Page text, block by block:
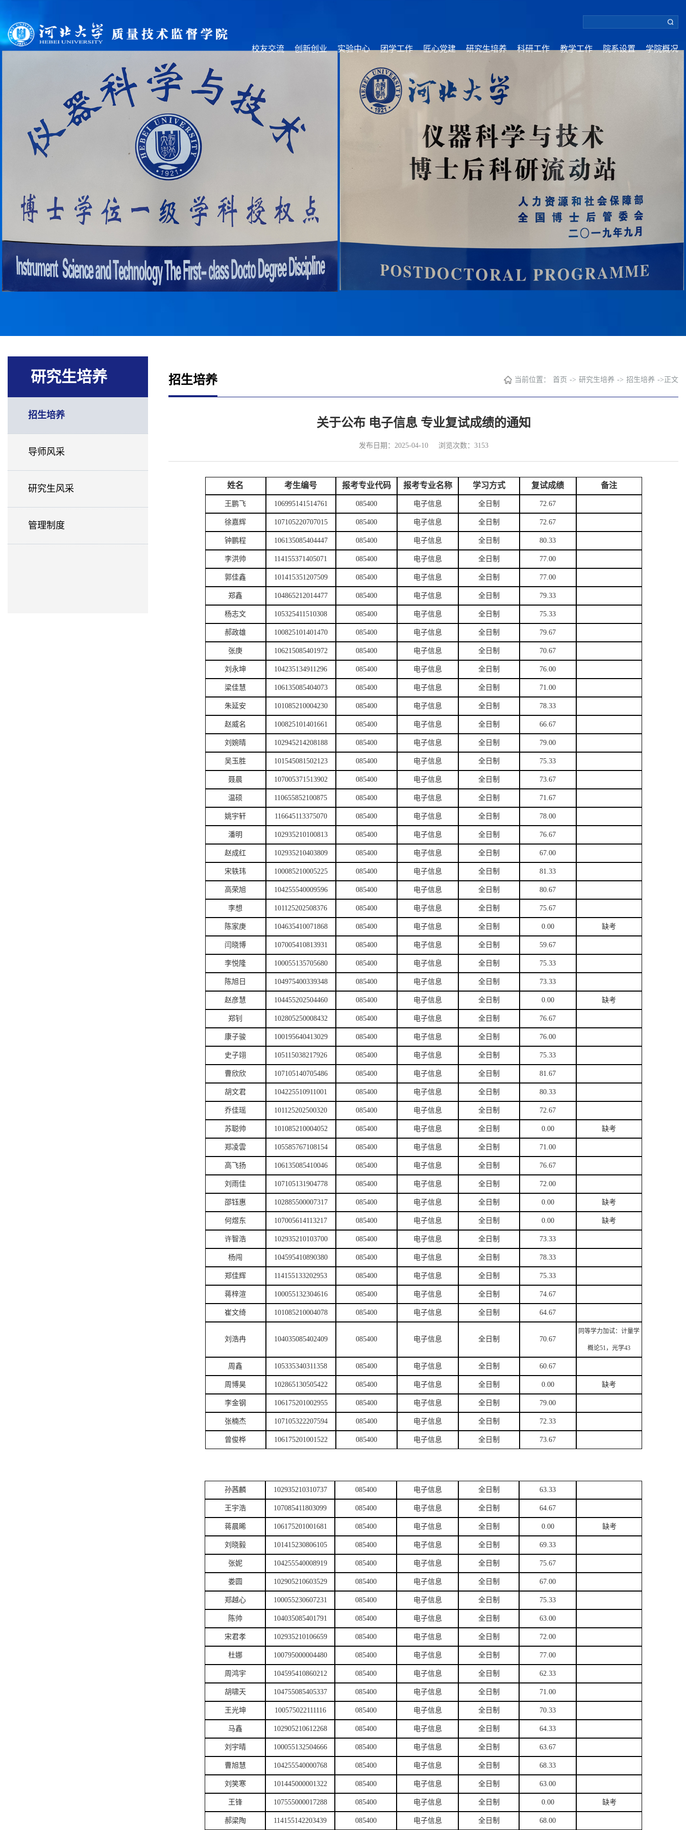
学院概况
院系设置
教学工作
科研工作
研究生培养
匠心党建
团学工作
实验中心
创新创业
校友交流
研究生培养
招生培养
导师风采
研究生风采
管理制度
招生培养 当前位置： 首页 -> 研究生培养 -> 招生培养 -> 正文
关于公布 电子信息 专业复试成绩的通知
发布日期：2025-04-10 浏览次数： 3153
姓名 考生编号 报考专业代码 报考专业名称 学习方式 复试成绩 备注
王鹏飞 106995141514761 085400 电子信息 全日制 72.67
徐嘉辉 107105220707015 085400 电子信息 全日制 72.67
钟鹏程 106135085404447 085400 电子信息 全日制 80.33
李洪帅 114155371405071 085400 电子信息 全日制 77.00
郭佳鑫 101415351207509 085400 电子信息 全日制 77.00
郑鑫 104865212014477 085400 电子信息 全日制 79.33
杨志文 105325411510308 085400 电子信息 全日制 75.33
郝政雄 100825101401470 085400 电子信息 全日制 79.67
张庚 106215085401972 085400 电子信息 全日制 70.67
刘永坤 104235134911296 085400 电子信息 全日制 76.00
梁佳慧 106135085404073 085400 电子信息 全日制 71.00
朱延安 101085210004230 085400 电子信息 全日制 78.33
赵威名 100825101401661 085400 电子信息 全日制 66.67
刘婉晴 102945214208188 085400 电子信息 全日制 79.00
吴玉胜 101545081502123 085400 电子信息 全日制 75.33
聂晨 107005371513902 085400 电子信息 全日制 73.67
温硕 110655852100875 085400 电子信息 全日制 71.67
姚宇轩 116645113375070 085400 电子信息 全日制 78.00
潘明 102935210100813 085400 电子信息 全日制 76.67
赵成红 102935210403809 085400 电子信息 全日制 67.00
宋轶玮 100085210005225 085400 电子信息 全日制 81.33
高荣旭 104255540009596 085400 电子信息 全日制 80.67
李想 101125202508376 085400 电子信息 全日制 75.67
陈家庚 104635410071868 085400 电子信息 全日制 0.00 缺考
闫晓博 107005410813931 085400 电子信息 全日制 59.67
李悦隆 100055135705680 085400 电子信息 全日制 75.33
陈旭日 104975400339348 085400 电子信息 全日制 73.33
赵彦慧 104455202504460 085400 电子信息 全日制 0.00 缺考
郑钊 102805250008432 085400 电子信息 全日制 76.67
康子骏 100195640413029 085400 电子信息 全日制 76.00
史子翊 105115038217926 085400 电子信息 全日制 75.33
曹欣欣 107105140705486 085400 电子信息 全日制 81.67
胡文君 104225510911001 085400 电子信息 全日制 80.33
乔佳瑶 101125202500320 085400 电子信息 全日制 72.67
苏聪帅 101085210004052 085400 电子信息 全日制 0.00 缺考
郑凌雲 105585767108154 085400 电子信息 全日制 71.00
高飞扬 106135085410046 085400 电子信息 全日制 76.67
刘雨佳 107105131904778 085400 电子信息 全日制 72.00
邵钰惠 102885500007317 085400 电子信息 全日制 0.00 缺考
何煜东 107005614113217 085400 电子信息 全日制 0.00 缺考
许智浩 102935210103700 085400 电子信息 全日制 73.33
杨闯 104595410890380 085400 电子信息 全日制 78.33
郑佳辉 114155133202953 085400 电子信息 全日制 75.33
蒋梓渲 100055132304616 085400 电子信息 全日制 74.67
崔文绮 101085210004078 085400 电子信息 全日制 64.67
刘浩冉 104035085402409 085400 电子信息 全日制 70.67
同等学力加试：计量学
概论51，光学43
周鑫 105335340311358 085400 电子信息 全日制 60.67
周博昊 102865130505422 085400 电子信息 全日制 0.00 缺考
李金钢 106175201002955 085400 电子信息 全日制 79.00
张楠杰 107105322207594 085400 电子信息 全日制 72.33
曾俊桦 106175201001522 085400 电子信息 全日制 73.67
孙茜麟 102935210310737 085400 电子信息 全日制 63.33
王宇浩 107085411803099 085400 电子信息 全日制 64.67
蒋晨晞 106175201001681 085400 电子信息 全日制 0.00 缺考
刘晓毅 101415230806105 085400 电子信息 全日制 69.33
张妮 104255540008919 085400 电子信息 全日制 75.67
娄圆 102905210603529 085400 电子信息 全日制 67.00
郑越心 100055230607231 085400 电子信息 全日制 75.33
陈帅 104035085401791 085400 电子信息 全日制 63.00
宋君孝 102935210106659 085400 电子信息 全日制 72.00
杜娜 100795000004480 085400 电子信息 全日制 77.00
周鸿宇 104595410860212 085400 电子信息 全日制 62.33
胡啸天 104755085405337 085400 电子信息 全日制 71.00
王光坤 100575022111116 085400 电子信息 全日制 70.33
马鑫 102905210612268 085400 电子信息 全日制 64.33
刘宇晴 100055132504666 085400 电子信息 全日制 63.67
曹旭慧 104255540000768 085400 电子信息 全日制 68.33
刘笑寒 101445000001322 085400 电子信息 全日制 63.00
王锋 107555000017288 085400 电子信息 全日制 0.00 缺考
郝梁陶 114155142203439 085400 电子信息 全日制 68.00